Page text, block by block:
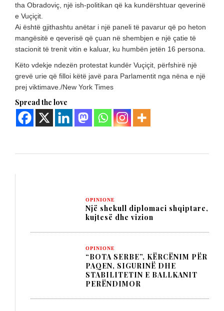
tha Obradoviç, një ish-politikan që ka kundërshtuar qeverinë
e Vuçiçit.
Ai është gjithashtu anëtar i një paneli të pavarur që po heton
mangësitë e qeverisë që çuan në shembjen e një çatie të
stacionit të trenit vitin e kaluar, ku humbën jetën 16 persona.
Këto vdekje ndezën protestat kundër Vuçiçit, përfshirë një
grevë urie që filloi këtë javë para Parlamentit nga nëna e një
prej viktimave./New York Times
Spread the love
OPINIONE
Një shekull diplomaci shqiptare,
kujtesë dhe vizion
OPINIONE
“BOTA SERBE”, KËRCËNIM PËR
PAQEN, SIGURINË DHE
STABILITETIN E BALLKANIT
PERËNDIMOR